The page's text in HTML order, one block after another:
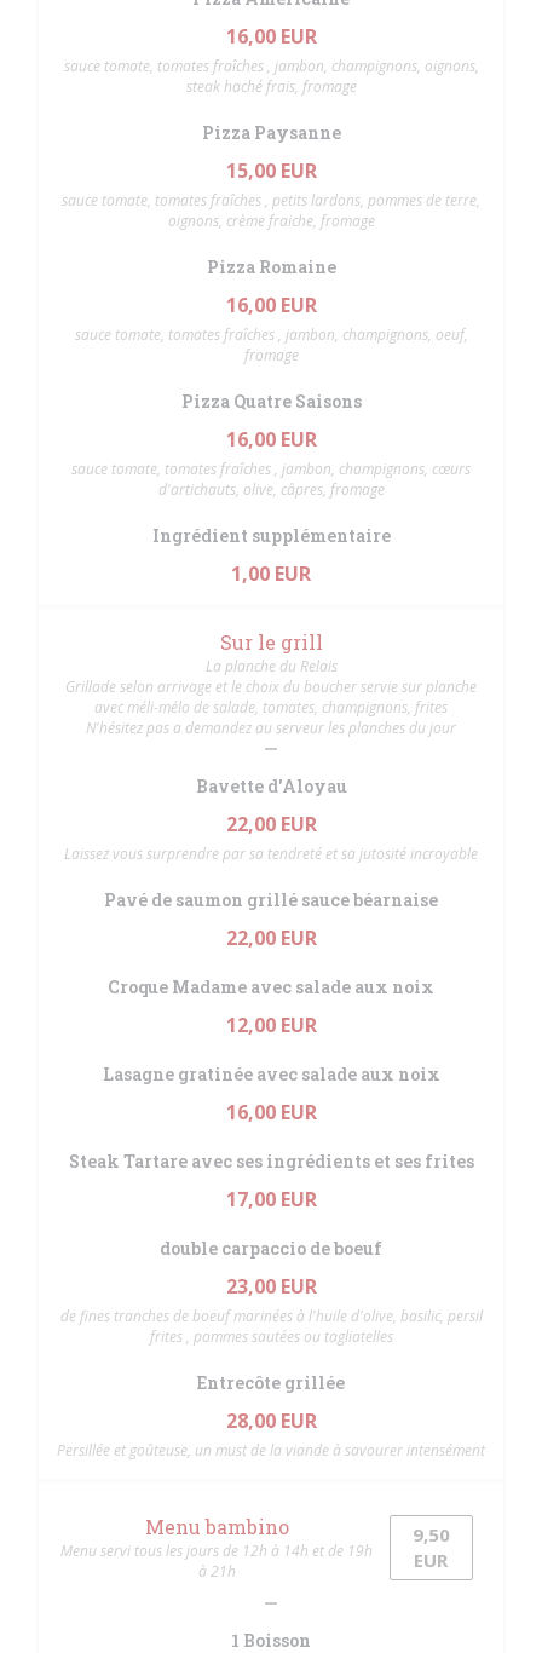
16,00 EUR
sauce tomate, tomates fraîches , jambon, champignons, oignons,
steak haché frais, fromage
Pizza Paysanne
15,00 EUR
sauce tomate, tomates fraîches , petits lardons, pommes de terre,
oignons, crème fraiche, fromage
Pizza Romaine
16,00 EUR
sauce tomate, tomates fraîches , jambon, champignons, oeuf,
fromage
Pizza Quatre Saisons
16,00 EUR
sauce tomate, tomates fraîches , jambon, champignons, cœurs
d'artichauts, olive, câpres, fromage
Ingrédient supplémentaire
1,00 EUR
Sur le grill
La planche du Relais
Grillade selon arrivage et le choix du boucher servie sur planche
avec méli-mélo de salade, tomates, champignons, frites
N'hésitez pas a demandez au serveur les planches du jour
Bavette d'Aloyau
22,00 EUR
Laissez vous surprendre par sa tendreté et sa jutosité incroyable
Pavé de saumon grillé sauce béarnaise
22,00 EUR
Croque Madame avec salade aux noix
12,00 EUR
Lasagne gratinée avec salade aux noix
16,00 EUR
Steak Tartare avec ses ingrédients et ses frites
17,00 EUR
double carpaccio de boeuf
23,00 EUR
de fines tranches de boeuf marinées à l'huile d'olive, basilic, persil
frites , pommes sautées ou tagliatelles
Entrecôte grillée
28,00 EUR
Persillée et goûteuse, un must de la viande à savourer intensément
Menu bambino
Menu servi tous les jours de 12h à 14h et de 19h
à 21h
9,50
EUR
1 Boisson